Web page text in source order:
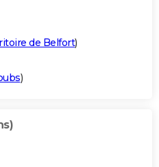
de Belfort)
)